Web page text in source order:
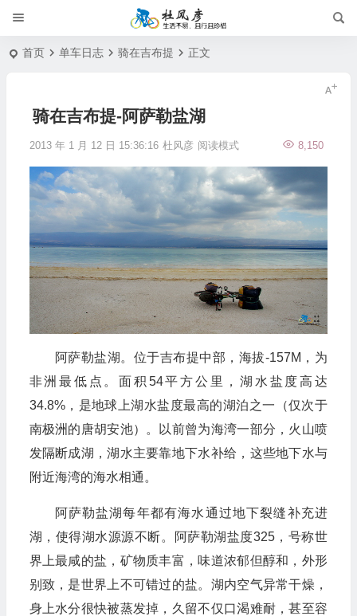
首页 单车日志 骑在吉布提 正文
骑在吉布提-阿萨勒盐湖
2013 年 1 月 12 日 15:36:16 杜风彦 8,150
阅读模式
阿萨勒盐湖。位于吉布提中部，海拔-157M，为
非洲最低点。面积54平方公里，湖水盐度高达
34.8%，是地球上湖水盐度最高的湖泊之一（仅次于
南极洲的唐胡安池）。以前曾为海湾一部分，火山喷
发隔断成湖，湖水主要靠地下水补给，这些地下水与
附近海湾的海水相通。
阿萨勒盐湖每年都有海水通过地下裂缝补充进
湖，使得湖水源源不断。阿萨勒湖盐度325，号称世
界上最咸的盐，矿物质丰富，味道浓郁但醇和，外形
别致，是世界上不可错过的盐。湖内空气异常干燥，
身上水分很快被蒸发掉，久留不仅口渴难耐，甚至容